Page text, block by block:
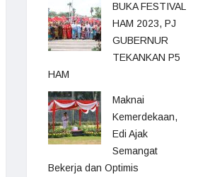
BUKA FESTIVAL
HAM 2023, PJ
GUBERNUR
TEKANKAN P5
HAM
Maknai
Kemerdekaan,
Edi Ajak
Semangat
Bekerja dan Optimis